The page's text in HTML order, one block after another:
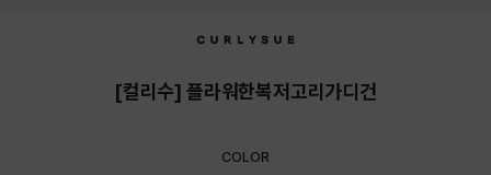
[컬리수] 플라워한복저고리가디건
COLOR